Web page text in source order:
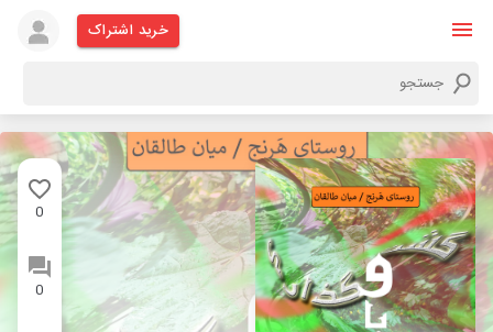
خرید اشتراک
0
0